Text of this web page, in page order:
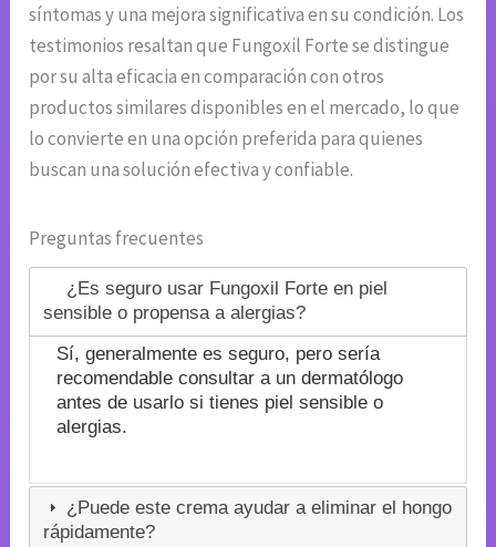
síntomas y una mejora significativa en su condición. Los
testimonios resaltan que Fungoxil Forte se distingue
por su alta eficacia en comparación con otros
productos similares disponibles en el mercado, lo que
lo convierte en una opción preferida para quienes
buscan una solución efectiva y confiable.
Preguntas frecuentes
¿Es seguro usar Fungoxil Forte en piel
sensible o propensa a alergias?
Sí, generalmente es seguro, pero sería
recomendable consultar a un dermatólogo
antes de usarlo si tienes piel sensible o
alergias.
¿Puede este crema ayudar a eliminar el hongo
rápidamente?